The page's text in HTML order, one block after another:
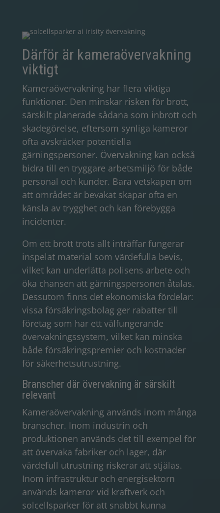
Därför är kameraövervakning
viktigt
Kameraövervakning har flera viktiga
funktioner. Den minskar risken för brott,
särskilt planerade sådana som inbrott och
skadegörelse, eftersom synliga kameror
ofta avskräcker potentiella
gärningspersoner. Övervakning kan också
bidra till en tryggare arbetsmiljö för både
personal och kunder. Bara vetskapen om
att området är bevakat skapar ofta en
känsla av trygghet och kan förebygga
incidenter.
Om ett brott trots allt inträffar fungerar
inspelat material som värdefulla bevis,
vilket kan underlätta polisens arbete och
öka chansen att gärningspersonen åtalas.
Dessutom finns det ekonomiska fördelar:
vissa försäkringsbolag ger rabatter till
företag som har ett välfungerande
övervakningssystem, vilket kan minska
både försäkringspremier och kostnader
för säkerhetsutrustning.
Branscher där övervakning är särskilt
relevant
Kameraövervakning används inom många
branscher. Inom industrin och
produktionen används det till exempel för
att övervaka fabriker och lager, där
värdefull utrustning riskerar att stjälas.
Inom infrastruktur och energisektorn
används kameror vid kraftverk och
solcellsparker för att snabbt kunna